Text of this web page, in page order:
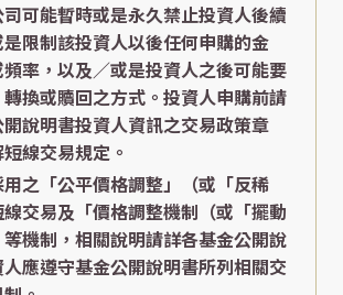
可能暫時或是永久禁止投資人後續
是限制該投資人以後任何申購的金
率，以及／或是投資人之後可能要
換或贖回之方式。投資人申購前請
說明書投資人資訊之交易政策章
線交易規定。
之「公平價格調整」（或「反稀
交易及「價格調整機制（或「擺動
等機制，相關說明請詳各基金公開說
人應遵守基金公開說明書所列相關交